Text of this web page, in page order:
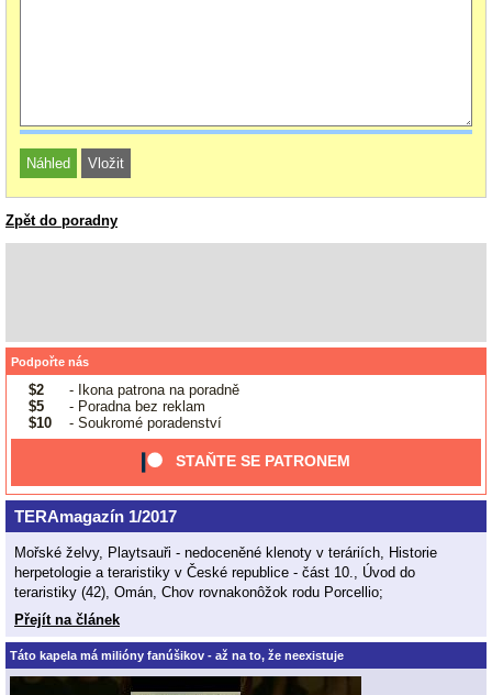
Zpět do poradny
Podpořte nás
$2
- Ikona patrona na poradně
$5
- Poradna bez reklam
$10
- Soukromé poradenství
STAŇTE SE PATRONEM
TERAmagazín 1/2017
Mořské želvy, Playtsauři - nedoceněné klenoty v teráriích, Historie
herpetologie a teraristiky v České republice - část 10., Úvod do
teraristiky (42), Omán, Chov rovnakonôžok rodu Porcellio;
Přejít na článek
Táto kapela má milióny fanúšikov - až na to, že neexistuje